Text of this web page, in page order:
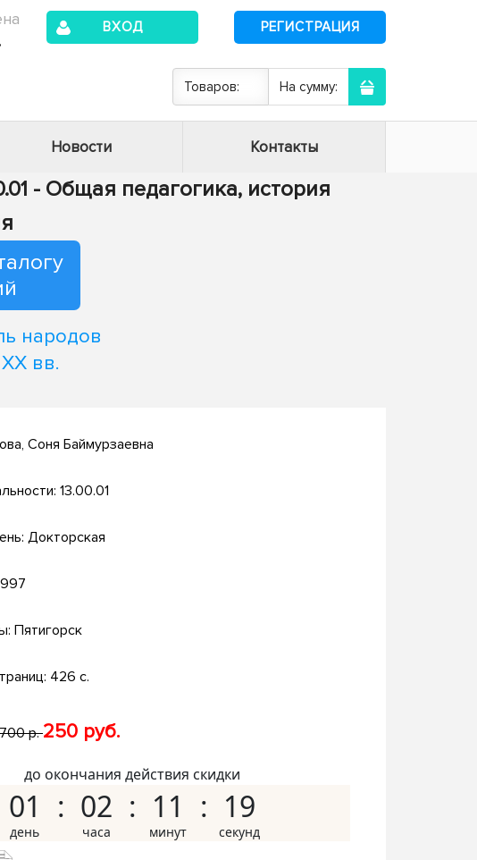
ВХОД РЕГИСТРАЦИЯ
Товаров: На сумму:
Новости Контакты
- Общая педагогика, история
народов
вв.
Соня Баймурзаевна
13.00.01
Докторская
Пятигорск
426 с.
700 р.250 руб.
до окончания действия скидки
01 02 11 18